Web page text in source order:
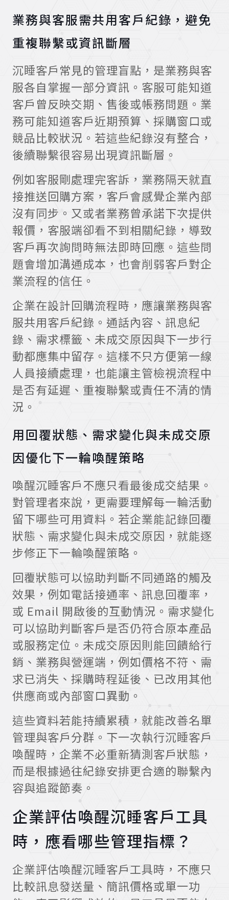
業務與客服需共用客戶紀錄，避免
重複聯繫或資訊斷層
沉睡客戶常見的管理盲點，是業務與客
服各自掌握一部分資訊。客服可能知道
客戶曾反映交期、售後或帳務問題。業
務可能知道客戶近期預算、採購窗口或
競品比較狀況。若這些紀錄沒有整合，
後續聯繫很容易出現資訊斷層。
例如客服剛處理完客訴，業務隔天就直
接推送回購方案，客戶會感覺企業內部
沒有同步。又或者業務曾承諾下次提供
報價，客服端卻看不到相關紀錄，導致
客戶再次詢問時無法即時回應。這些問
題會增加溝通成本，也會削弱客戶對企
業流程的信任。
企業在設計回購流程時，應讓業務與客
服共用客戶紀錄。通話內容、訊息紀
錄、需求標籤、未成交原因與下一步行
動都應集中留存。這樣不只方便第一線
人員接續處理，也能讓主管檢視流程中
是否有延遲、重複聯繫或責任不清的情
況。
用回覆狀態、需求變化與未成交原
因優化下一輪喚醒策略
喚醒沉睡客戶不應只看最後成交結果。
對管理者來說，更需要理解每一輪活動
留下哪些可用資料。若企業能記錄回覆
狀態、需求變化與未成交原因，就能逐
步修正下一輪喚醒策略。
回覆狀態可以協助判斷不同通路的觸及
效果，例如電話接通率、訊息回覆率，
或 Email 開啟後的互動情況。需求變化
可以協助判斷客戶是否仍符合原本產品
或服務定位。未成交原因則能回饋給行
銷、業務與營運端，例如價格不符、需
求已消失、採購時程延後、已改用其他
供應商或內部窗口異動。
這些資料若能持續累積，就能改善名單
管理與客戶分群。下一次執行沉睡客戶
喚醒時，企業不必重新猜測客戶狀態，
而是根據過往紀錄安排更合適的聯繫內
容與追蹤節奏。
企業評估喚醒沉睡客戶工具
時，應看哪些管理指標？
企業評估喚醒沉睡客戶工具時，不應只
比較訊息發送量、簡訊價格或單一功